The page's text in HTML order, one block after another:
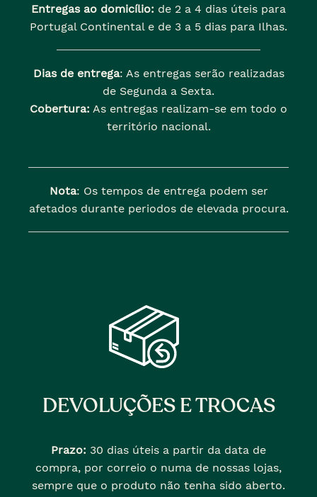
Entregas ao domicílio: de 2 a 4 dias úteis para
Portugal Continental e de 3 a 5 dias para Ilhas.
Dias de entrega: As entregas serão realizadas
de Segunda a Sexta.
Cobertura: As entregas realizam-se em todo o
território nacional.
Nota: Os tempos de entrega podem ser
afetados durante periodos de elevada procura.
DEVOLUÇÕES E TROCAS
Prazo: 30 dias úteis a partir da data de
compra, por correio o numa de nossas lojas,
sempre que o produto não tenha sido aberto.